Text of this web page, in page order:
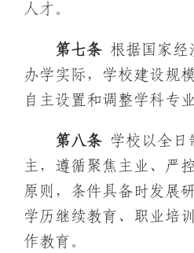
人才。
第七条 根据国家经
办学实际，学校建设规
自主设置和调整学科专
第 八条 学校以全日
主，遵循聚焦主业、严
原则，条件具备时发展
学历继续教育、职业培
作教育。